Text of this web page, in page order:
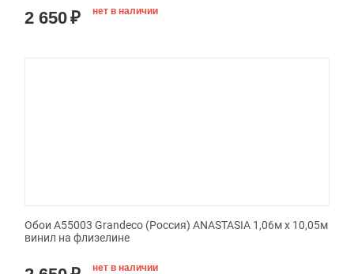
2 650₽ нет в наличии
Обои A55003 Grandeco (Россия) ANASTASIA 1,06м х 10,05м
винил на флизелине
нет в наличии